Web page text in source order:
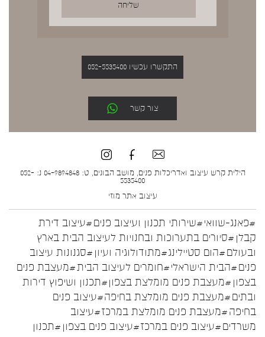
התקשרו עכשיו 052-5535400
צור קשר
הילית קרש עיצוב ואדריכלות פנים, מושב הבונים, ט: 04-9894848 נ: 052-
5535400
עיצוב אתר מוזי
#פאנג-שוואי#שירותי תכנון ועיצוב פנים#עיצוב דירת
קבלן #סיורים בתערוכות ובחנויות לעיצוב הבית בארץ
ובעולם#הום סטיילינג#מתודולוגיה ועיון #סגנונות עיצוב
פנים#הבית הישראלי#חומרים לעיצוב הבית#מעצבת פנים
בצפון #מעצבת פנים מומלצת בצפון#תכנון ושיפוץ דירות
ובתים#מעצבת פנים מומלצת בחיפה#עיצוב פנים
בחיפה#מעצבת פנים מומלצת במרכז#עיצוב
משרדים#עיצוב פנים במרכז#עיצוב פנים בצפון #תכנון